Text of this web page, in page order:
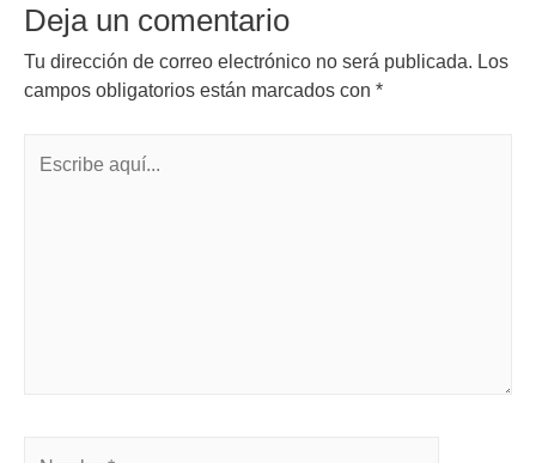
Deja un comentario
Tu dirección de correo electrónico no será publicada. Los
campos obligatorios están marcados con *